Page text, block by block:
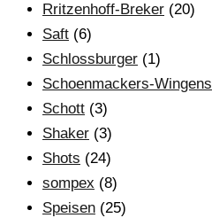
Rritzenhoff-Breker (20)
Saft (6)
Schlossburger (1)
Schoenmackers-Wingens
Schott (3)
Shaker (3)
Shots (24)
sompex (8)
Speisen (25)